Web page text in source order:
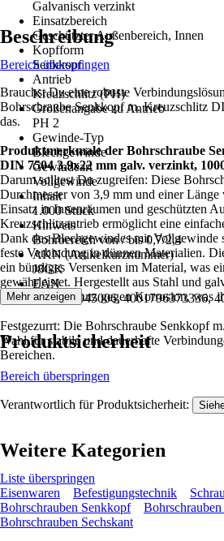
Galvanisch verzinkt
Einsatzbereich
Geschützter Außenbereich, Innen
Kopfform
Senkkopf
Antrieb
Kreuzschlitz (PH)
Größenangabe zu Antrieb
PH 2
Gewinde-Typ
Blechgewinde
Gewindeart
Vollgewinde
Inhalt
1.000 Stück
Hinweis
Bohrbereich von / bis 0,7/2,4
AKN (Artikelkurznummer)
J8GK
EAN
2003830945006, 4001796373336,
Beschreibung
Bereich überspringen
Brauchst Du eine robuste
Bohrschraube Senkkopf m. Kreuzschlitz
das.
Produktmerkmale der Bohrschraube
DIN 7504 3,9x22 mm galv. verzinkt,
Darum solltest Du zugreifen: Diese
Durchmesser von 3,9 mm und einer
Einsatz in Innenräumen und geschützten
Kreuzschlitzantrieb ermöglicht eine
Dank des Blechgewindes mit Vollgewinde
feste Verbindung in dünnen Materialien.
ein bündiges Versenken im Material, was
gewährleistet. Hergestellt aus Stahl und
einen guten Schutz gegen Korrosion, was
Festgezurrt: Die Bohrschraube Senkkopf
Wahl für stabile und dauerhafte
Bereichen.
Mehr anzeigen
Produktsicherheit
Bereich überspringen
Verantwortlich für Produktsicherheit:
Weitere Kategorien
Liste überspringen
Eisenwaren
Befestigungstechnik
Bohrschrauben Senkkopf
Bohrschrauben Sechskant